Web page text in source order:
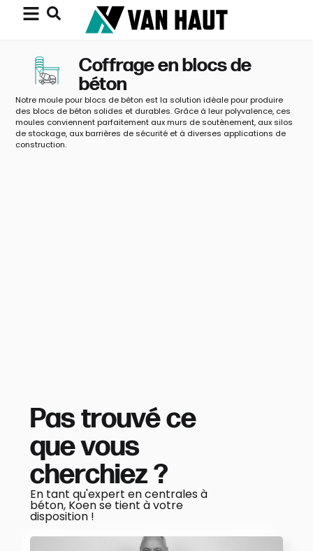
Coffrage en blocs de
béton
Notre moule pour blocs de béton est la solution idéale pour produire
des blocs de béton solides et durables. Grâce à leur polyvalence, ces
moules conviennent parfaitement aux murs de soutènement, aux silos
de stockage, aux barrières de sécurité et à diverses applications de
construction.
Pas trouvé ce
que vous
cherchiez ?
En tant qu'expert en centrales à
béton, Koen se tient à votre
disposition !